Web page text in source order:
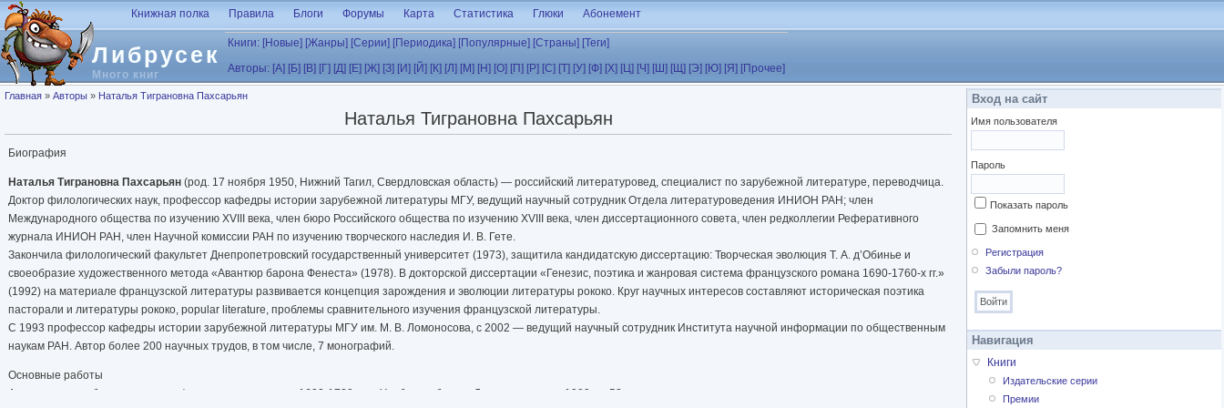
Перейти к основному содержанию
Либрусек
Много книг
Книжная полка Правила Блоги Форумы Карта Статистика Глюки Абонемент
Книги: [Новые] [Жанры] [Серии] [Периодика] [Популярные] [Страны] [Теги]
Авторы: [А] [Б] [В] [Г] [Д] [Е] [Ж] [З] [И] [Й] [К] [Л] [М] [Н] [О] [П] [Р] [С] [Т] [У] [Ф] [Х] [Ц] [Ч] [Ш] [Щ] [Э] [Ю] [Я] [Прочее]
Вы здесь
Главная » Авторы » Наталья Тиграновна Пахсарьян
Наталья Тиграновна Пахсарьян
Биография
Наталья Тиграновна Пахсарьян (род. 17 ноября 1950, Нижний Тагил, Свердловская область) — российский литературовед, специалист по зарубежной литературе, переводчица.
Доктор филологических наук, профессор кафедры истории зарубежной литературы МГУ, ведущий научный сотрудник Отдела литературоведения ИНИОН РАН; член
Международного общества по изучению XVIII века, член бюро Российского общества по изучению XVIII века, член диссертационного совета, член редколлегии Реферативного
журнала ИНИОН РАН, член Научной комиссии РАН по изучению творческого наследия И. В. Гете.
Закончила филологический факультет Днепропетровский государственный университет (1973), защитила кандидатскую диссертацию: Творческая эволюция Т. А. д’Обинье и
своеобразие художественного метода «Авантюр барона Фенеста» (1978). В докторской диссертации «Генезис, поэтика и жанровая система французского романа 1690-1760-х гг.»
(1992) на материале французской литературы развивается концепция зарождения и эволюции литературы рококо. Круг научных интересов составляют историческая поэтика
пасторали и литературы рококо, popular literature, проблемы сравнительного изучения французской литературы.
С 1993 профессор кафедры истории зарубежной литературы МГУ им. М. В. Ломоносова, с 2002 — ведущий научный сотрудник Института научной информации по общественным
наукам РАН. Автор более 200 научных трудов, в том числе, 7 монографий.
Основные работы
Актуальные проблемы изучения французского романа, 1690-1720-х гг.: Учеб. пособие. — Днепропетровск, 1989. — 52 с.
Вход на сайт
Имя пользователя
Пароль
Показать пароль
Запомнить меня
Регистрация
Забыли пароль?
Навигация
Книги
Издательские серии
Премии